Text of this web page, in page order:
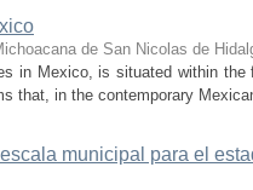
de San Nicolas de
in Mexico, is situated within
that, in the contemporary
municipal para el